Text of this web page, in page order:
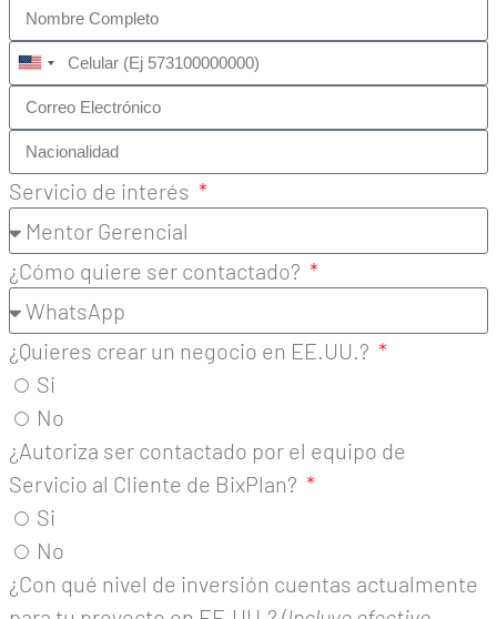
United
States
+1
Servicio de interés
¿Cómo quiere ser contactado?
¿Quieres crear un negocio en EE.UU.?
Si
No
¿Autoriza ser contactado por el equipo de
Servicio al Cliente de BixPlan?
Si
No
¿Con qué nivel de inversión cuentas actualmente